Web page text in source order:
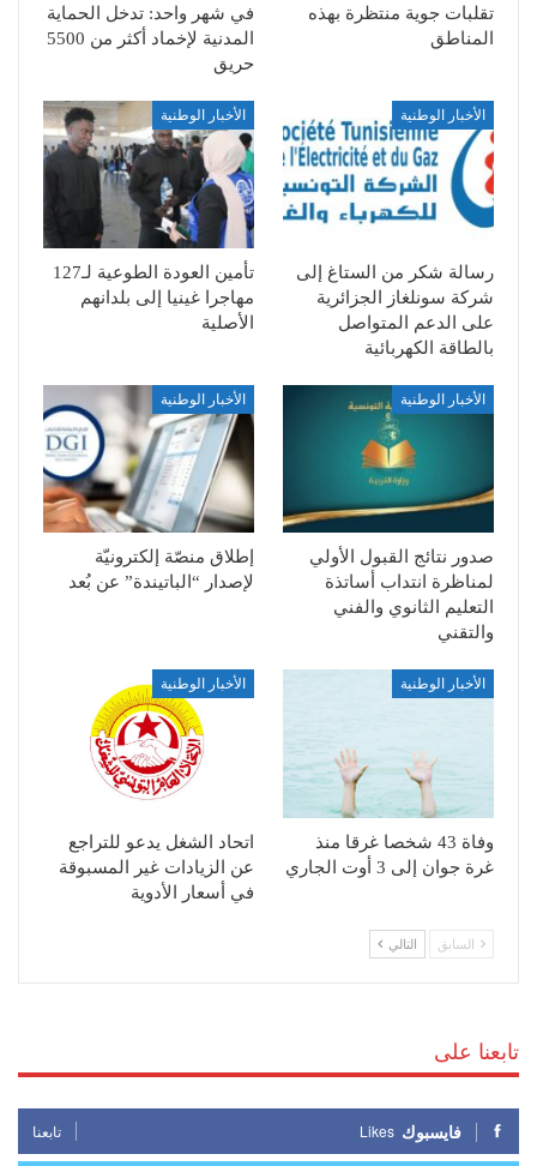
تقلبات جوية منتظرة بهذه
المناطق
في شهر واحد: تدخل الحماية
المدنية لإخماد أكثر من 5500
حريق
الأخبار الوطنية
رسالة شكر من الستاغ إلى
شركة سونلغاز الجزائرية
على الدعم المتواصل
بالطاقة الكهربائية
الأخبار الوطنية
تأمين العودة الطوعية لـ127
مهاجرا غينيا إلى بلدانهم
الأصلية
الأخبار الوطنية
صدور نتائج القبول الأولي
لمناظرة انتداب أساتذة
التعليم الثانوي والفني
والتقني
الأخبار الوطنية
إطلاق منصّة إلكترونيّة
لإصدار “الباتيندة” عن بُعد
الأخبار الوطنية
وفاة 43 شخصا غرقا منذ
غرة جوان إلى 3 أوت الجاري
الأخبار الوطنية
اتحاد الشغل يدعو للتراجع
عن الزيادات غير المسبوقة
في أسعار الأدوية
السابق التالي
تابعنا على
فايسبوك Likes تابعنا